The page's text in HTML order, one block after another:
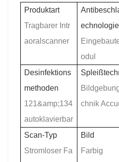
Produktart
Tragbarer Intr
aoralscanner
echnologie
odul
Desinfektions
methoden
121&amp;134
autoklavierbar
chnik
Scan-Typ
Stromloser Fa
Bild
Farbig